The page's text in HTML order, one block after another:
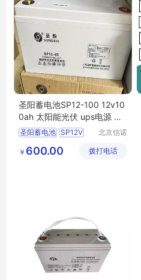
圣阳蓄电池SP12-100 12v10
0ah 太阳能光伏 ups电源 正
品
圣阳蓄电池 SP12V
太阳能光伏
北京信诺
有限公司
￥ 600.00 拨打电话